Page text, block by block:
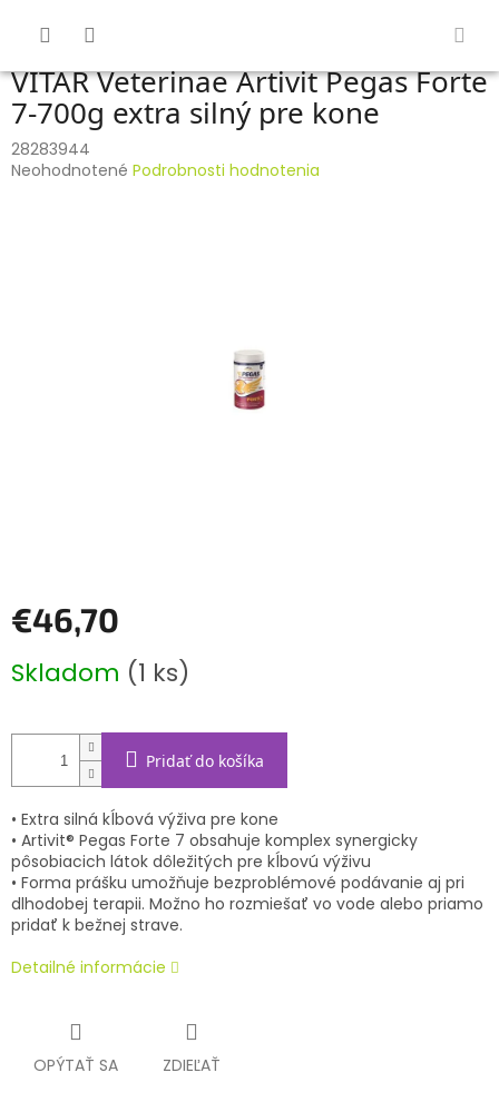
VITAR Veterinae Artivit Pegas Forte
7-700g extra silný pre kone
28283944
Priemerné
Neohodnotené Podrobnosti hodnotenia
€46,70
cena:
Skladom (1 ks)
Pridať do košíka
• Extra silná kĺbová výživa pre kone
• Artivit® Pegas Forte 7 obsahuje komplex synergicky
pôsobiacich látok dôležitých pre kĺbovú výživu
• Forma prášku umožňuje bezproblémové podávanie aj pri
dlhodobej terapii. Možno ho rozmiešať vo vode alebo priamo
pridať k bežnej strave.
Detailné informácie
OPÝTAŤ SA ZDIEĽAŤ